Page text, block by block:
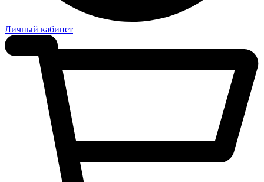
Личный кабинет